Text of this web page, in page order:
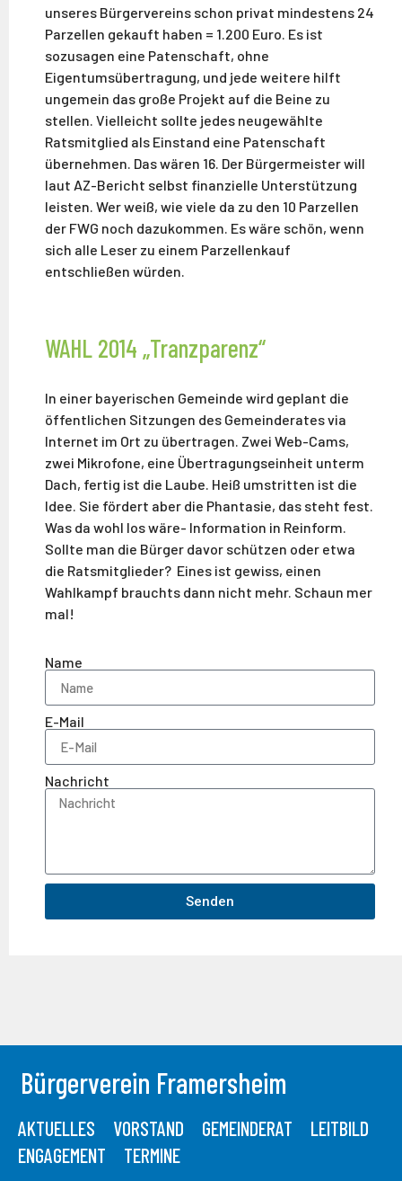
unseres Bürgervereins schon privat mindestens 24
Parzellen gekauft haben = 1.200 Euro. Es ist
sozusagen eine Patenschaft, ohne
Eigentumsübertragung, und jede weitere hilft
ungemein das große Projekt auf die Beine zu
stellen. Vielleicht sollte jedes neugewählte
Ratsmitglied als Einstand eine Patenschaft
übernehmen. Das wären 16. Der Bürgermeister will
laut AZ-Bericht selbst finanzielle Unterstützung
leisten. Wer weiß, wie viele da zu den 10 Parzellen
der FWG noch dazukommen. Es wäre schön, wenn
sich alle Leser zu einem Parzellenkauf
entschließen würden.
WAHL 2014 „Tranzparenz“
In einer bayerischen Gemeinde wird geplant die
öffentlichen Sitzungen des Gemeinderates via
Internet im Ort zu übertragen. Zwei Web-Cams,
zwei Mikrofone, eine Übertragungseinheit unterm
Dach, fertig ist die Laube. Heiß umstritten ist die
Idee. Sie fördert aber die Phantasie, das steht fest.
Was da wohl los wäre- Information in Reinform.
Sollte man die Bürger davor schützen oder etwa
die Ratsmitglieder? Eines ist gewiss, einen
Wahlkampf brauchts dann nicht mehr. Schaun mer
mal!
Name
E-Mail
Nachricht
Senden
Bürgerverein Framersheim
AKTUELLES VORSTAND GEMEINDERAT
LEITBILD
ENGAGEMENT
TERMINE